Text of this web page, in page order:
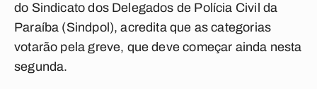
do Sindicato dos Delegados de Polícia Civil da
Paraíba (Sindpol), acredita que as categorias
votarão pela greve, que deve começar ainda nesta
segunda.